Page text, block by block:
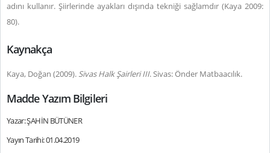
adını kullanır. Şiirlerinde ayakları dışında tekniği sağlamdır (Kaya 2009:
80).
Kaynakça
Kaya, Doğan (2009). Sivas Halk Şairleri III. Sivas: Önder Matbaacılık.
Madde Yazım Bilgileri
Yazar: ŞAHİN BÜTÜNER
Yayın Tarihi: 01.04.2019